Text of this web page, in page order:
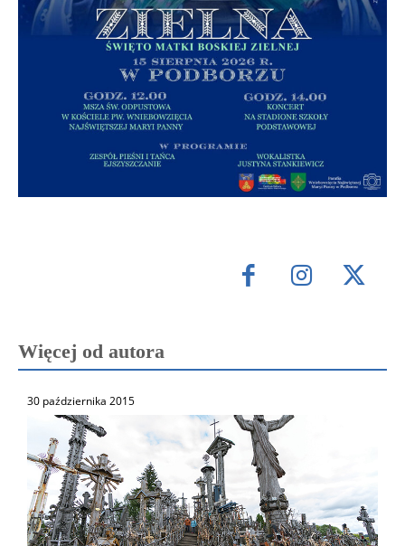
Więcej od autora
30 października 2015